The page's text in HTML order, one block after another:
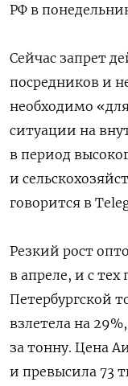
РФ в
Сейчас запрет
посредников и
необходимо
ситуации на
в период
и
говорится в
Резкий рост
в апреле, и с
Петербургской
взлетела на
за тонну. Цена
и превысила 73